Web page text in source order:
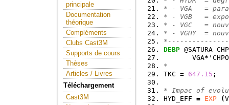
principale
Documentation
théorique
Compléments
Clubs Cast3M
Supports de cours
Thèses
Articles / Livres
Téléchargement
Cast3M
* - VGA   =
* - VGB   =
* - VGC   =
* - VGHY  =
DEBP @SATURA
       VGA
*
*
TKC = 647.15 ;
* Impac of
HYD_EFF = EXP (